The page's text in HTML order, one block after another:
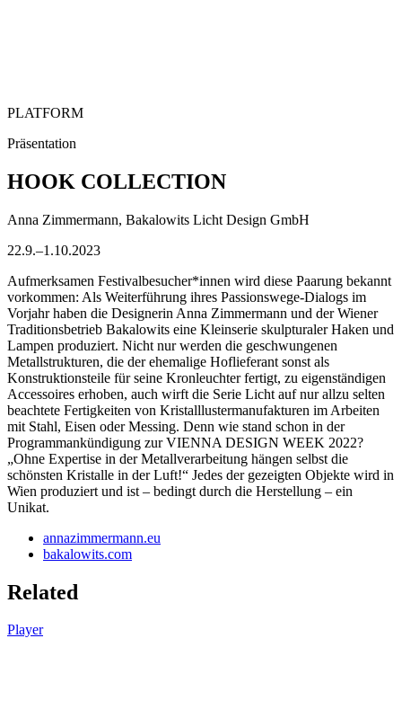
PLATFORM
Präsentation
HOOK COLLECTION
Anna Zimmermann, Bakalowits Licht Design GmbH
22.9.–1.10.2023
Aufmerksamen Festivalbesucher*innen wird diese Paarung bekannt
vorkommen: Als Weiterführung ihres Passionswege-Dialogs im
Vorjahr haben die Designerin Anna Zimmermann und der Wiener
Traditionsbetrieb Bakalowits eine Kleinserie skulpturaler Haken und
Lampen produziert. Nicht nur werden die geschwungenen
Metallstrukturen, die der ehemalige Hoflieferant sonst als
Konstruktionsteile für seine Kronleuchter fertigt, zu eigenständigen
Accessoires erhoben, auch wirft die Serie Licht auf nur allzu selten
beachtete Fertigkeiten von Kristalllustermanufakturen im Arbeiten
mit Stahl, Eisen oder Messing. Denn wie stand schon in der
Programmankündigung zur VIENNA DESIGN WEEK 2022?
„Ohne Expertise in der Metallverarbeitung hängen selbst die
schönsten Kristalle in der Luft!“ Jedes der gezeigten Objekte wird in
Wien produziert und ist – bedingt durch die Herstellung – ein
Unikat.
annazimmermann.eu
bakalowits.com
Related
Player